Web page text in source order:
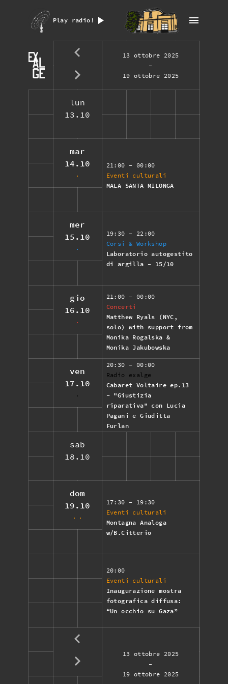
Play radio!
13 ottobre 2025
-
19 ottobre 2025
lun
13.10
mar
14.10
21:00 - 00:00
Eventi culturali
MALA SANTA MILONGA
mer
15.10
19:30 - 22:00
Corsi & Workshop
Laboratorio autogestito
di argilla - 15/10
gio
16.10
21:00 - 00:00
Concerti
Matthew Ryals (NYC,
solo) with support from
Monika Rogalska &
Monika Jakubowska
ven
17.10
20:30 - 00:00
Radio exalge
Cabaret Voltaire ep.13
- "Giustizia
riparativa" con Lucia
Pagani e Giuditta
Furlan
sab
18.10
dom
19.10
17:30 - 19:30
Eventi culturali
Montagna Analoga
w/B.Citterio
20:00
Eventi culturali
Inaugurazione mostra
fotografica diffusa:
“Un occhio su Gaza”
13 ottobre 2025
-
19 ottobre 2025